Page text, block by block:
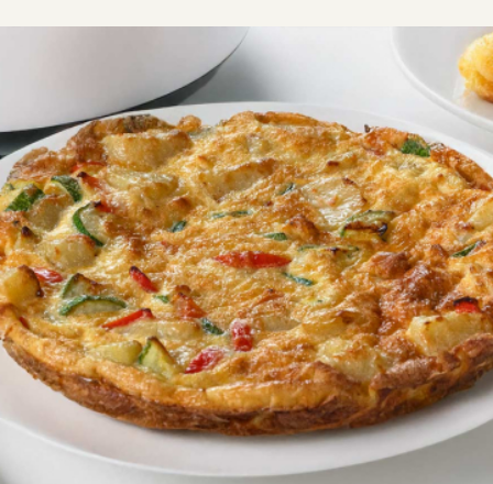
Oμελέτα στο air fryer
Κάντε τα πρωινά σας πιο εύκολα με την ομελέτα στο
air fryer. Δεν χρειάζεται να τη γυρίσεις!
Εύκολη 0:30
3 μερίδες 10 λεπτά 20 λεπτά